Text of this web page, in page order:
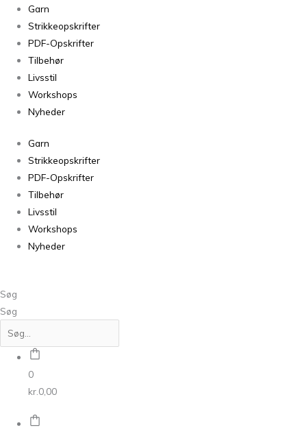
Garn
Strikkeopskrifter
PDF-Opskrifter
Tilbehør
Livsstil
Workshops
Nyheder
Garn
Strikkeopskrifter
PDF-Opskrifter
Tilbehør
Livsstil
Workshops
Nyheder
Søg
Søg
0
kr. 0,00
Tynn
Grønn
8561
antal